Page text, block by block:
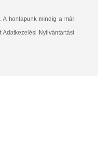
A honlapunk mindig a már
Adatkezelési Nyilvántartási